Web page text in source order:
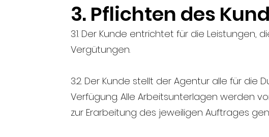
3. Pflichten des
3.1. Der Kunde entrichtet für die Leistungen,
Vergütungen.
3.2. Der Kunde stellt der Agentur alle für
Verfügung. Alle Arbeitsunterlagen werden
zur Erarbeitung des jeweiligen Auftrages